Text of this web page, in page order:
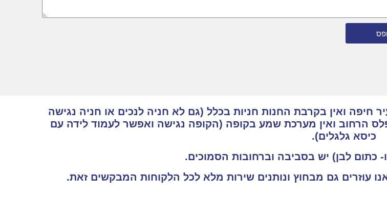
חיפה ואין בקרבת החנות חניות בכלל (גם לא חניה לנכים או חניה נגישה
הרחוב ואין מערכת שמע בקופה (הקופה נגישה ואפשר לעמוד לידה עם
כיסא גלגלים).
ו- כתום לבן) יש בסביבה וברחובות הסמוכים.
עוזרים גם מבחוץ ונותנים שירות מלא לכל הלקוחות המבקשים זאת.